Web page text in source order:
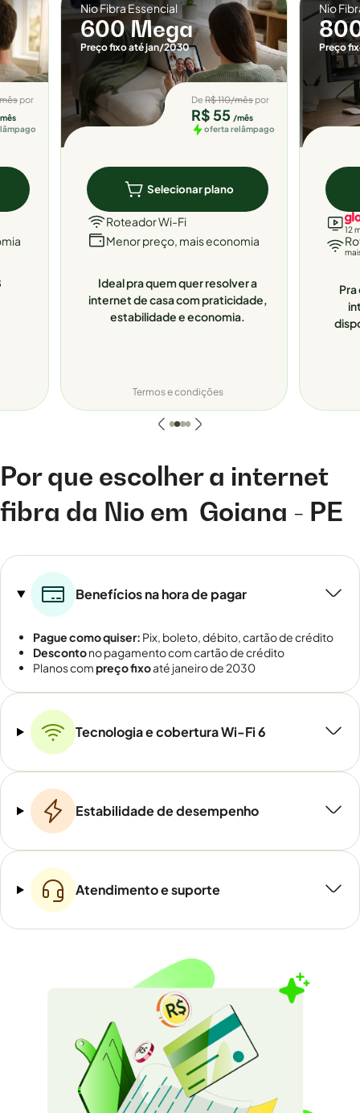
por
Nio Fibra Essencial
600 Mega
Preço fixo até jan/2030
De R$ 110/mês por
R$ 55 /mês
oferta relâmpago
Selecionar plano
Roteador Wi-Fi
Menor preço, mais economia
Ideal pra quem quer resolver a
internet de casa com praticidade,
estabilidade e economia.
Termos e condições
Nio
Preço
12
Por que escolher a internet
fibra da Nio em Goiana - PE
Benefícios na hora de pagar
Pague como quiser: Pix, boleto, débito, cartão de crédito
Descontono pagamento com cartão de crédito
Planos compreço fixoaté janeiro de 2030
Tecnologia e cobertura Wi-Fi 6
Estabilidade de desempenho
Atendimento e suporte